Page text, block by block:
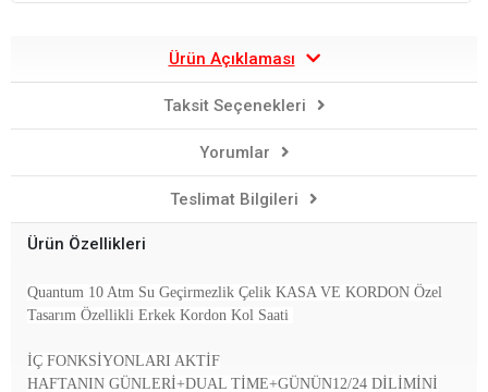
Ürün Açıklaması
Taksit Seçenekleri
Yorumlar
Teslimat Bilgileri
Ürün Özellikleri
Quantum 10 Atm Su Geçirmezlik Çelik KASA VE KORDON Özel
Tasarım Özellikli Erkek Kordon Kol Saati
İÇ FONKSİYONLARI AKTİF
HAFTANIN GÜNLERİ+DUAL TİME+GÜNÜN12/24 DİLİMİNİ